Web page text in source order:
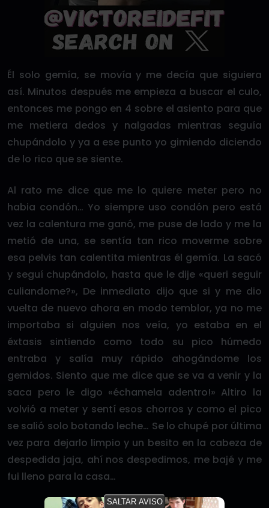
Él solo gemía, se movía y me decía que siguiera
así. Minutos después me empieza a buscar el culo,
entonces me pongo en 4 sobre el asiento para que
me metiera dedos y nalgadas mientras seguía
chupándolo y ya a ese punto yo gimiendo diciendo
de lo rico que se siente.
Al rato me dice que me lo quiere meter pero no
habia condón… Yo siempre uso condón pero está
vez la calentura me ganó, me puse de lado y me la
metió de una, se sentía tan rico moverme sobre
esa pelvis tan calentita mientras él gemía. La sacó
y seguí chupándolo, hasta que le dije «queri seguir
culiandome?», De inmediato dijo que si y me dio
vuelta de nuevo ahora en modo temblor, ya no me
importaba si alguien nos veía, yo estaba en el
éxtasis sintiendo como todo su pico húmedo
entraba y salía muy rápido ahogándome los
gemidos. Siento que me dice que se va a venir y la
saca pero le digo «échamela adentro!» Altiro la
volvió a meter y sentí esos chorros y como el pico
se salió solo botando leche… Se lo chupé por última
vez para dejarlo limpio y un besito en la cabeza de
despedida jaja, ahí nos despedimos, me bajé y me
fui lleno para la casa…
SALTAR AVISO